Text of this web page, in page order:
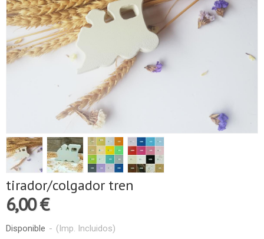
tirador/colgador tren
6,00 €
Disponible - (Imp. Incluidos)